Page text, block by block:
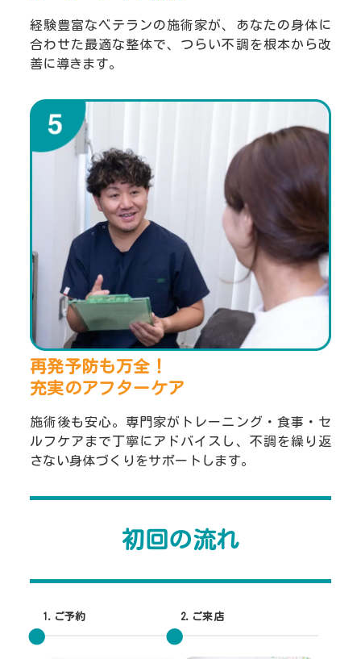
経験豊富なベテランの施術家が、あなたの身体に
合わせた最適な整体で、つらい不調を根本から改
善に導きます。
再発予防も万全！
充実のアフターケア
施術後も安心。専門家がトレーニング・食事・セ
ルフケアまで丁寧にアドバイスし、不調を繰り返
さない身体づくりをサポートします。
初回の流れ
1.ご予約 2.ご来店